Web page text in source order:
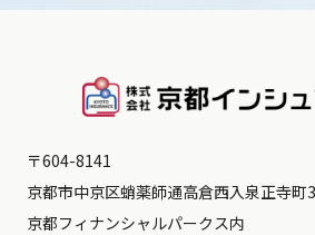
〒604-8141
京都市中京区蛸薬師通高倉西入泉正寺町
京都フィナンシャルパークス内